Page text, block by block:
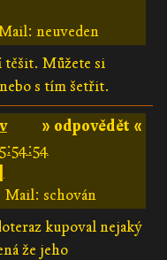
neuveden
těšit. Můžete si
s tím šetřit.
» odpovědět «
Mail: schován
kupoval nejaký
že jeho